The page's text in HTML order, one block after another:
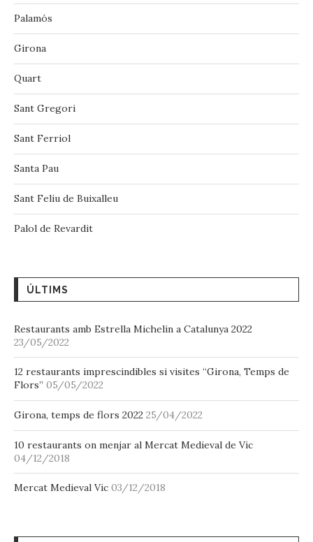
Palamós
Girona
Quart
Sant Gregori
Sant Ferriol
Santa Pau
Sant Feliu de Buixalleu
Palol de Revardit
ÚLTIMS
Restaurants amb Estrella Michelin a Catalunya 2022
23/05/2022
12 restaurants imprescindibles si visites “Girona, Temps de
Flors” 05/05/2022
Girona, temps de flors 2022 25/04/2022
10 restaurants on menjar al Mercat Medieval de Vic
04/12/2018
Mercat Medieval Vic 03/12/2018